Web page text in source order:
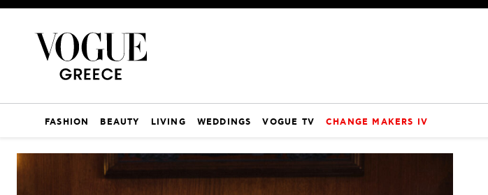
FASHION BEAUTY LIVING WEDDINGS VOGUE TV CHANGE MAKERS IV